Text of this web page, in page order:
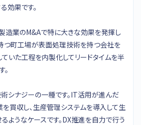
効果です。
造業のM&Aで特に大きな効果を発揮し
つ町工場が表面処理技術を持つ会社を
ていた工程を内製化してリードタイムを半
シナジーの一種です。IT活用が進んだ
買収し、生産管理システムを導入して生
ようなケースです。DX推進を自力で行う